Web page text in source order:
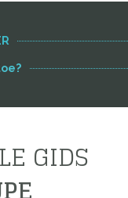
GIDS